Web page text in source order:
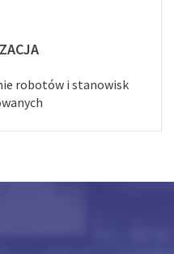
robotów i stanowisk